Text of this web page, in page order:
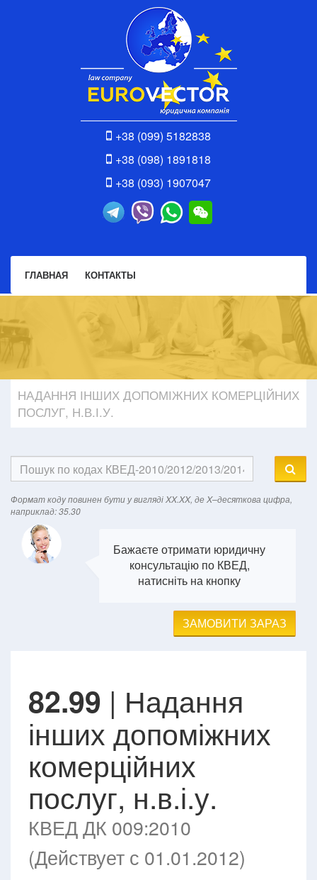
+38 (099) 5182838
+38 (098) 1891818
+38 (093) 1907047
ГЛАВНАЯ КОНТАКТЫ
НАДАННЯ ІНШИХ ДОПОМІЖНИХ КОМЕРЦІЙНИХ
ПОСЛУГ, Н.В.І.У.
Формат кодy повинен бути у вигляді XX.XX, де X–десяткова цифра,
наприклад: 35.30
Бажаєте отримати юридичну
консультацію по КВЕД,
натисніть на кнопку
ЗАМОВИТИ ЗАРАЗ
82.99 | Надання
інших допоміжних
комерційних
послуг, н.в.і.у.
КВЕД ДК 009:2010
(Действует с 01.01.2012)